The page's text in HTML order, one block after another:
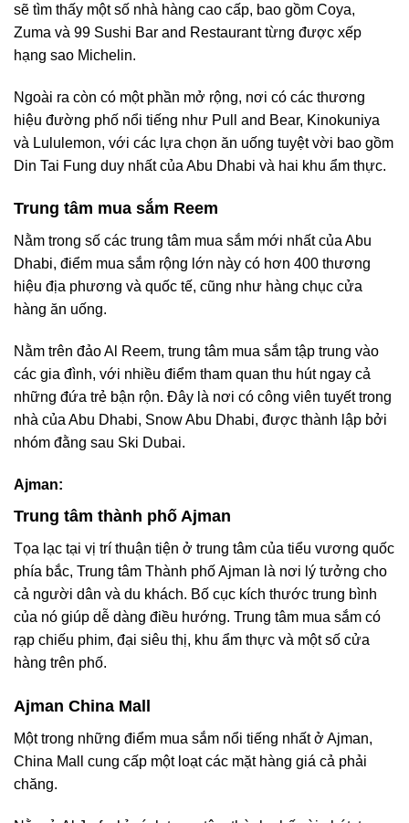
sẽ tìm thấy một số nhà hàng cao cấp, bao gồm Coya,
Zuma và 99 Sushi Bar and Restaurant từng được xếp
hạng sao Michelin.
Ngoài ra còn có một phần mở rộng, nơi có các thương
hiệu đường phố nổi tiếng như Pull and Bear, Kinokuniya
và Lululemon, với các lựa chọn ăn uống tuyệt vời bao gồm
Din Tai Fung duy nhất của Abu Dhabi và hai khu ẩm thực.
Trung tâm mua sắm Reem
Nằm trong số các trung tâm mua sắm mới nhất của Abu
Dhabi, điểm mua sắm rộng lớn này có hơn 400 thương
hiệu địa phương và quốc tế, cũng như hàng chục cửa
hàng ăn uống.
Nằm trên đảo Al Reem, trung tâm mua sắm tập trung vào
các gia đình, với nhiều điểm tham quan thu hút ngay cả
những đứa trẻ bận rộn. Đây là nơi có công viên tuyết trong
nhà của Abu Dhabi, Snow Abu Dhabi, được thành lập bởi
nhóm đằng sau Ski Dubai.
Ajman:
Trung tâm thành phố Ajman
Tọa lạc tại vị trí thuận tiện ở trung tâm của tiểu vương quốc
phía bắc, Trung tâm Thành phố Ajman là nơi lý tưởng cho
cả người dân và du khách. Bố cục kích thước trung bình
của nó giúp dễ dàng điều hướng. Trung tâm mua sắm có
rạp chiếu phim, đại siêu thị, khu ẩm thực và một số cửa
hàng trên phố.
Ajman China Mall
Một trong những điểm mua sắm nổi tiếng nhất ở Ajman,
China Mall cung cấp một loạt các mặt hàng giá cả phải
chăng.